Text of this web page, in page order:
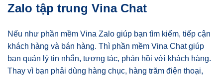
Zalo tập trung Vina Chat
Nếu như phần mềm Vina Zalo giúp bạn tìm kiếm, tiếp cận
khách hàng và bán hàng. Thì phần mềm Vina Chat giúp
bạn quản lý tin nhắn, tương tác, phản hồi với khách hàng.
Thay vì bạn phải dùng hàng chục, hàng trăm điện thoại,